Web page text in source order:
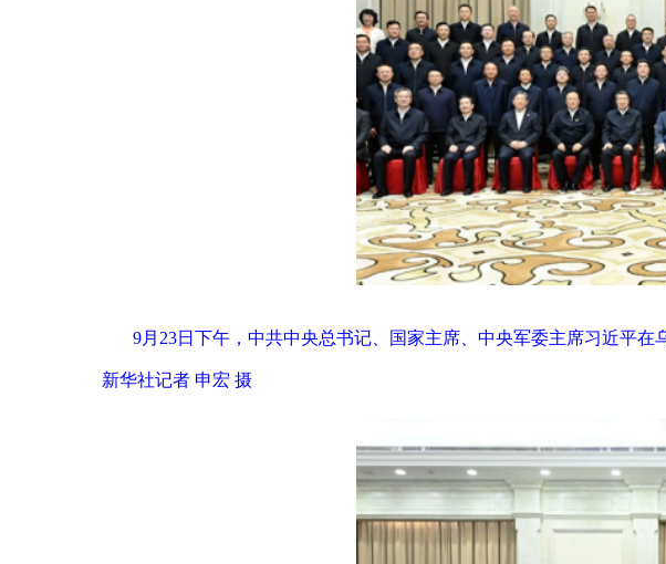
9月23日下午，中共中央总书记、国家主席、中央军委主席习近平
新华社记者 申宏 摄